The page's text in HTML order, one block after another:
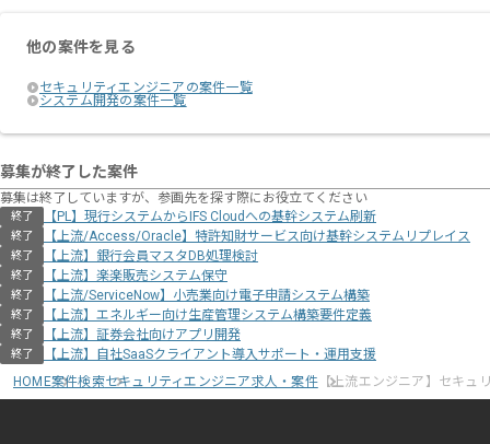
他の案件を見る
セキュリティエンジニアの案件一覧
システム開発の案件一覧
募集が終了した案件
募集は終了していますが、参画先を探す際にお役立てください
終了 【PL】現行システムからIFS Cloudへの基幹システム刷新
終了 【上流/Access/Oracle】特許知財サービス向け基幹システムリプレイス
終了 【上流】銀行会員マスタDB処理検討
終了 【上流】楽楽販売システム保守
終了 【上流/ServiceNow】小売業向け電子申請システム構築
終了 【上流】エネルギー向け生産管理システム構築要件定義
終了 【上流】証券会社向けアプリ開発
終了
【上流】自社SaaSクライアント導入サポート・運用支援
HOME案件検索セキュリティエンジニア求人・案件【上流エンジニア】セキュ